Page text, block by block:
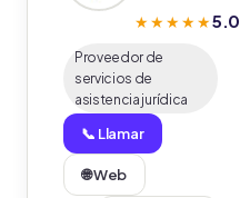
★★★★★5.0
Proveedor de
servicios de
asistencia jurídica
📞 Llamar
🌐 Web